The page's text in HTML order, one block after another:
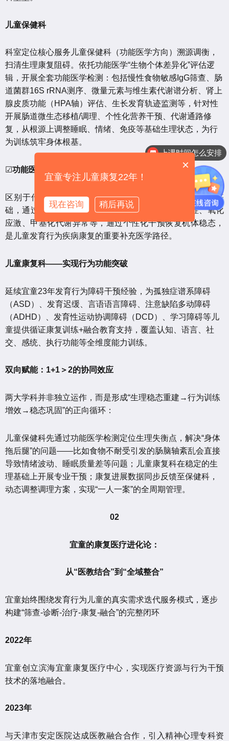
儿童保健科
科室定位核心服务儿童保健科（功能医学方向）溯源调衡，
扫清生理康复阻碍。依托功能医学“生物个体差异化”评估逻
辑，开展全套功能医学检测：包括慢性食物敏感IgG筛查、肠
道菌群16S rRNA测序、微量元素与维生素代谢谱分析、肾上
腺皮质功能（HPA轴）评估、生长发育轨迹监测等，针对性
开展肠道微生态移植/调理、个性化营养干预、代谢通路修
复，从根源上调整睡眠、情绪、免疫等基础生理状态，为行
为训练筑牢身体根基。
☑功能医学小科普：
区别于传统医学“对症治疗”，功能医学以“系统生物学”为基
础，通过寻找疾病发生的生理失衡源头——如肠漏症、氧化
应激、甲基化代谢异常等，通过个性化干预恢复机体稳态，
是儿童发育行为疾病康复的重要补充医学路径。
儿童康复科——实现行为功能突破
延续宜童23年发育行为障碍干预经验，为孤独症谱系障碍
（ASD）、发育迟缓、言语语言障碍、注意缺陷多动障碍
（ADHD）、发育性运动协调障碍（DCD）、学习障碍等儿
童提供循证康复训练+融合教育支持，覆盖认知、语言、社
交、感统、执行功能等全维度能力训练。
双向赋能：1+1＞2的协同效应
两大学科并非独立运作，而是形成“生理稳态重建→行为训练
增效→稳态巩固”的正向循环：
儿童保健科先通过功能医学检测定位生理失衡点，解决“身体
拖后腿”的问题——比如食物不耐受引发的肠脑轴紊乱会直接
导致情绪波动、睡眠质量差等问题；儿童康复科在稳定的生
理基础上开展专业干预；康复进展数据同步反馈至保健科，
动态调整调理方案，实现“一人一案”的全周期管理。
02
宜童的康复医疗进化论：
从“医教结合”到“全域整合”
宜童始终围绕发育行为儿童的真实需求迭代服务模式，逐步
构建“筛查-诊断-治疗-康复-融合”的完整闭环
2022年
宜童创立滨海宜童康复医疗中心，实现医疗资源与行为干预
技术的落地融合。
2023年
与天津市安定医院达成医教融合合作，引入精神心理专科资
上课时间怎么安排
×
宜童专注儿童康复22年！
现在咨询 稍后再说